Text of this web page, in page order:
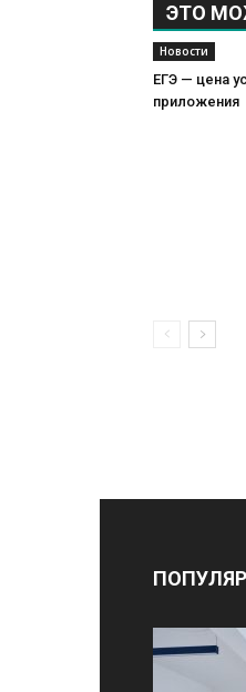
ЭТО
Новости
ЕГЭ — цена
приложения